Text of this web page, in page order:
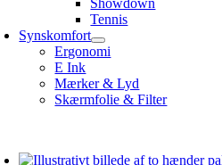
Showdown
Tennis
Synskomfort
Ergonomi
E Ink
Mærker & Lyd
Skærmfolie & Filter